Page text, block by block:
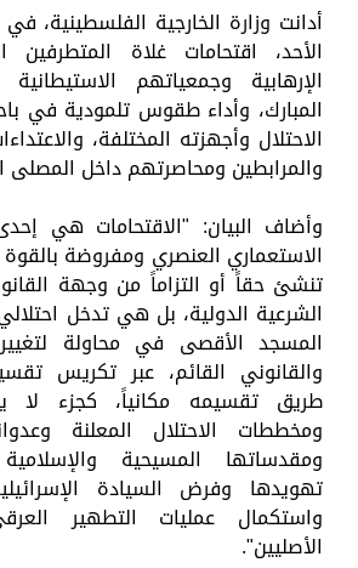
أدانت وزارة الخارجية الفلسطينية،
الأحد، اقتحامات غلاة المتطرفين
الإرهابية وجمعياتهم
المبارك، وأداء طقوس تلمودية في
الاحتلال وأجهزته المختلفة،
والمرابطين ومحاصرتهم داخل المصلى
وأضاف البيان: "الاقتحامات هي
الاستعماري العنصري ومفروضة
تنشئ حقاً أو التزاماً من وجهة
الشرعية الدولية، بل هي تدخل
المسجد الأقصى في محاولة لتغيير
والقانوني القائم، عبر تكريس
طريق تقسيمه مكانياً، كجزء لا
ومخططات الاحتلال المعلنة
ومقدساتها المسيحية
تهويدها وفرض السيادة
واستكمال عمليات التطهير
الأصليين".